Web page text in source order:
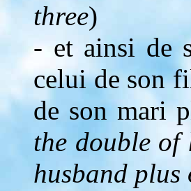
three)
- et ainsi de
celui de son
de son mari
the double of
husband plus